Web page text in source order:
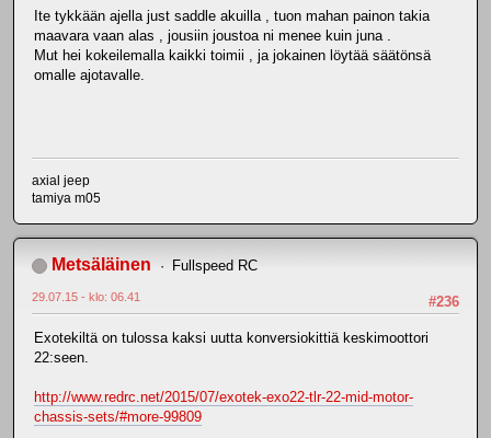
Ite tykkään ajella just saddle akuilla , tuon mahan painon takia
maavara vaan alas , jousiin joustoa ni menee kuin juna .
Mut hei kokeilemalla kaikki toimii , ja jokainen löytää säätönsä
omalle ajotavalle.
axial jeep
tamiya m05
Metsäläinen Fullspeed RC
#236
29.07.15 - klo: 06.41
Exotekiltä on tulossa kaksi uutta konversiokittiä keskimoottori
22:seen.
http://www.redrc.net/2015/07/exotek-exo22-tlr-22-mid-motor-
chassis-sets/#more-99809